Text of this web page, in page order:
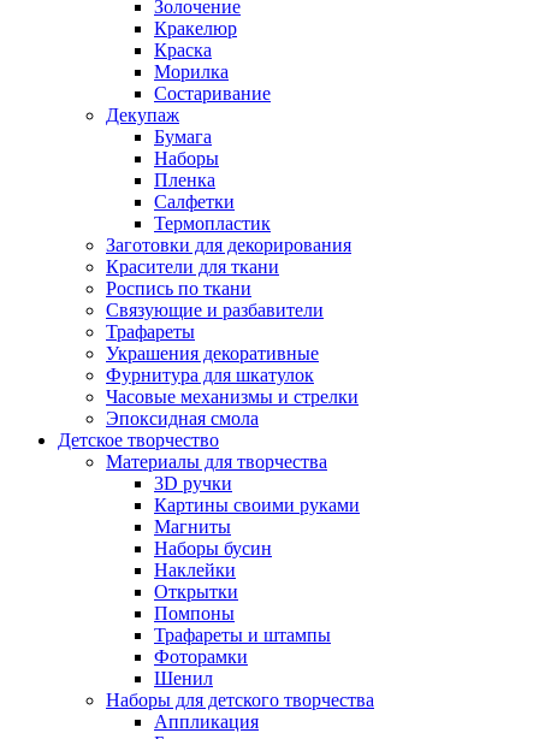
Золочение
Кракелюр
Краска
Морилка
Состаривание
Декупаж
Бумага
Наборы
Пленка
Салфетки
Термопластик
Заготовки для декорирования
Красители для ткани
Роспись по ткани
Связующие и разбавители
Трафареты
Украшения декоративные
Фурнитура для шкатулок
Часовые механизмы и стрелки
Эпоксидная смола
Детское творчество
Материалы для творчества
3D ручки
Картины своими руками
Магниты
Наборы бусин
Наклейки
Открытки
Помпоны
Трафареты и штампы
Фоторамки
Шенил
Наборы для детского творчества
Аппликация